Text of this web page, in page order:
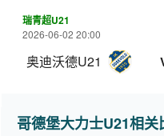
瑞青超U21
2026-06-02 20:00
奥迪沃德U21
哥德堡大力士U21相关